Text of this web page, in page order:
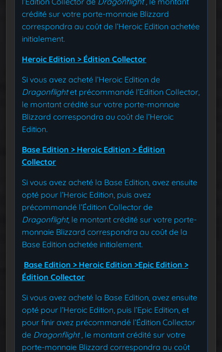
crédité sur votre porte-monnaie Blizzard
correspondra au coût de l’Heroic Edition achetée
initialement.
Heroic Edition > Édition Collector
Si vous avez acheté l’Heroic Edition de
Dragonflightet précommandé l’Edition Collector,
le montant crédité sur votre porte-monnaie
Blizzard correspondra au coût de l’Heroic
Edition.
Base Edition > Heroic Edition > Édition
Collector
Si vous avez acheté la Base Edition, avez ensuite
opté pour l’Heroic Edition, puis avez
précommandé l’Édition Collector de
Dragonflight, le montant crédité sur votre porte-
monnaie Blizzard correspondra au coût de la
Base Edition achetée initialement.
Base Edition > Heroic Edition >Epic Edition >
Édition Collector
Si vous avez acheté la Base Edition, avez ensuite
opté pour l’Heroic Edition, puis l’Epic Edition, et
pour finir avez précommandé l’Édition Collector
de Dragonflight, le montant crédité sur votre
porte-monnaie Blizzard correspondra au coût